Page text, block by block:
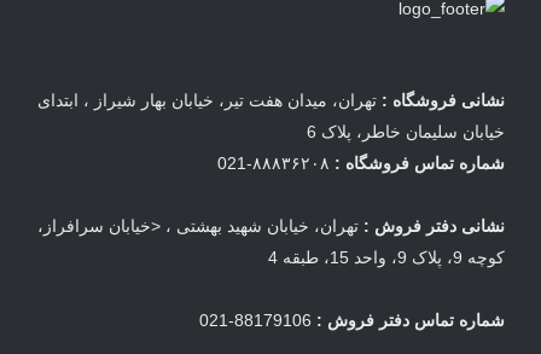
نشانی فروشگاه : تهران، میدان هفت تیر، خیابان بهار شیراز ، ابتدای
خیابان سلیمان خاطر، پلاک 6
شماره تماس فروشگاه :
نشانی دفتر فروش : تهران، خیابان شهید بهشتی ، <خیابان سرافراز،
کوچه 9، پلاک 9، واحد 15، طبقه 4
شماره تماس دفتر فروش :